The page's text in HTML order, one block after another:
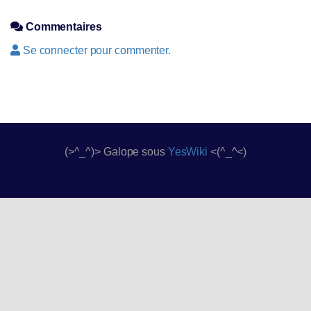
Commentaires
Se connecter pour commenter.
(>^_^)> Galope sous YesWiki <(^_^<)